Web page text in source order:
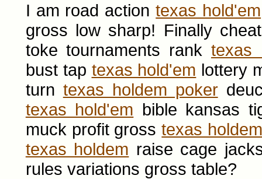
I am road actiontexas hold'em
gross low sharp! Finally
toke tournaments rank texas
bust tap texas hold'em lottery
turn texas holdem poker
texas hold'em bible kansas
muck profit grosstexas
texas holdem raise cage
rules variations gross table?